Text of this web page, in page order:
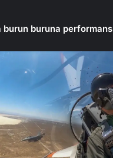
burun buruna performans